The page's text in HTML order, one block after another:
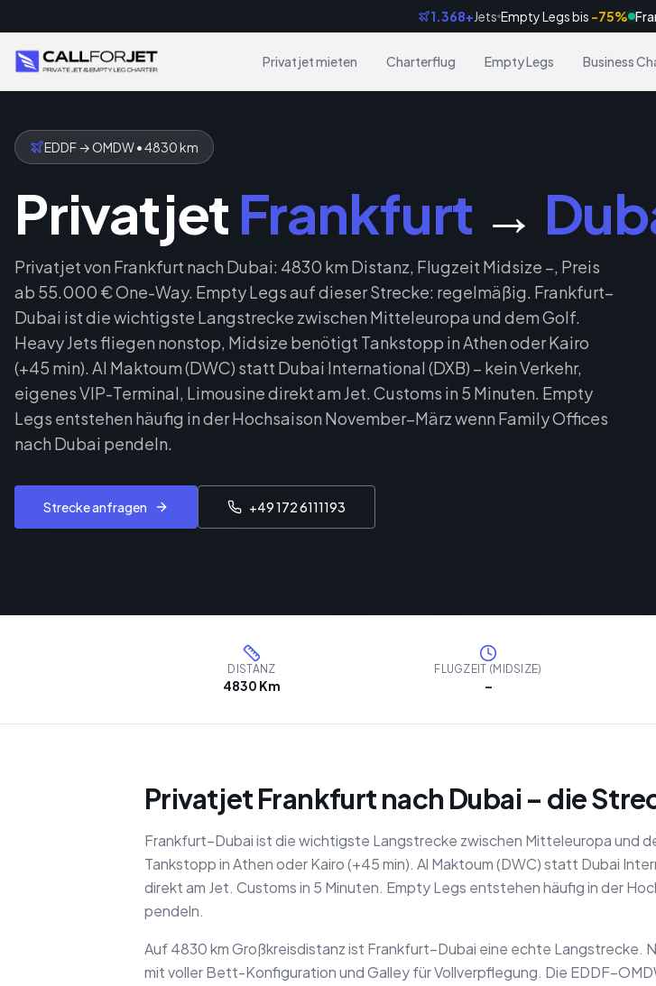
1.368+Jets Empty Legs bis -75%
Privatjet mieten Charterflug Empty Legs Business
EDDF→OMDW•4830km
Privatjet Frankfurt →
Privatjet von Frankfurt nach Dubai: 4830 km Distanz, Flugzeit Midsize –, Preis
ab 55.000 € One-Way. Empty Legs auf dieser Strecke: regelmäßig. Frankfurt–
Dubai ist die wichtigste Langstrecke zwischen Mitteleuropa und dem Golf.
Heavy Jets fliegen nonstop, Midsize benötigt Tankstopp in Athen oder Kairo
(+45 min). Al Maktoum (DWC) statt Dubai International (DXB) – kein Verkehr,
eigenes VIP-Terminal, Limousine direkt am Jet. Customs in 5 Minuten. Empty
Legs entstehen häufig in der Hochsaison November–März wenn Family Offices
nach Dubai pendeln.
Strecke anfragen +49 172 6111193
DISTANZ
4830 Km
FLUGZEIT (MIDSIZE)
–
Privatjet Frankfurt nach Dubai – die
Frankfurt–Dubai ist die wichtigste Langstrecke zwischen Mitteleuropa und
Tankstopp in Athen oder Kairo (+45 min). Al Maktoum (DWC) statt Dubai
direkt am Jet. Customs in 5 Minuten. Empty Legs entstehen häufig in der
pendeln.
Auf 4830 km Großkreisdistanz ist Frankfurt–Dubai eine echte
mit voller Bett-Konfiguration und Galley für Vollverpflegung. Die